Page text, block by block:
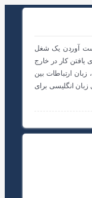
آوردن یک شغل
کار در خارج
ارتباطات بین
زبان انگلیسی برای